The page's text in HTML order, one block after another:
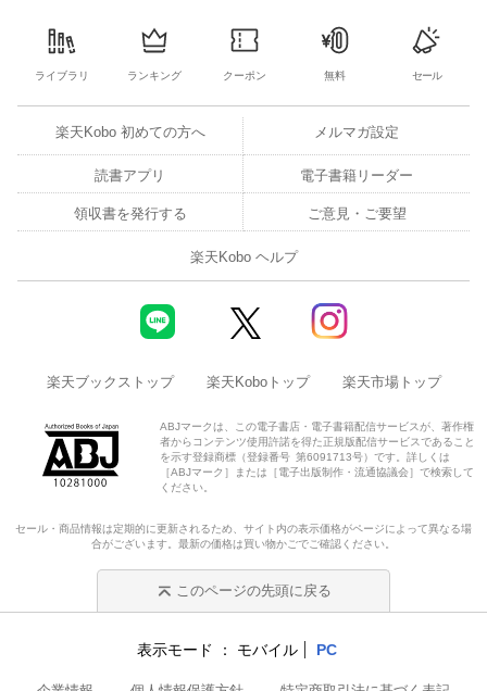
ライブラリ ランキング クーポン 無料 セール
楽天Kobo 初めての方へ メルマガ設定
読書アプリ 電子書籍リーダー
領収書を発行する ご意見・ご要望
楽天Kobo ヘルプ
楽天ブックストップ 楽天Koboトップ 楽天市場トップ
ABJマークは、この電子書店・電子書籍配信サービスが、著作権
者からコンテンツ使用許諾を得た正規版配信サービスであること
を示す登録商標（登録番号 第6091713号）です。詳しくは
［ABJマーク］または［電子出版制作・流通協議会］で検索して
ください。
セール・商品情報は定期的に更新されるため、サイト内の表示価格がページによって異なる場
合がございます。最新の価格は買い物かごでご確認ください。
このページの先頭に戻る
表示モード モバイル PC